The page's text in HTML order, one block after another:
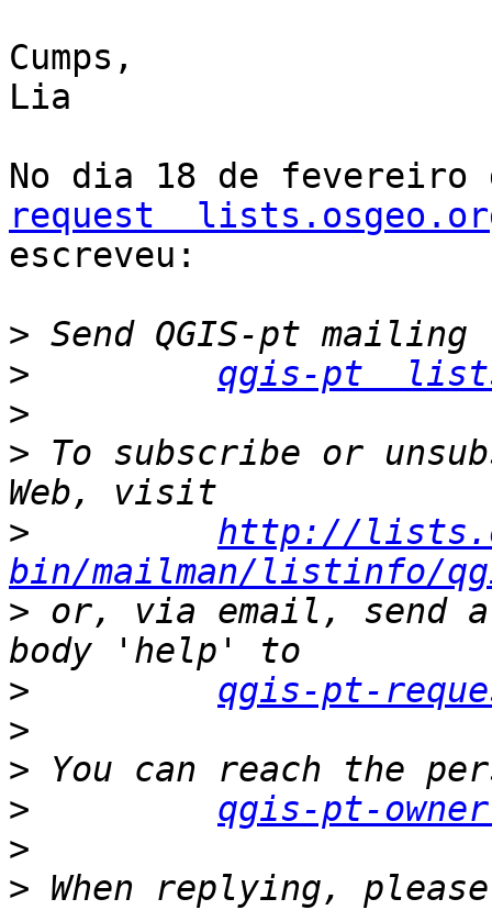
Cumps,
Lia
No dia 18 de fevereiro
request
escreveu:
>
>
qgis-pt
>
> To subscribe or
>
http://
bin/mailman/listinfo/
> or, via email, send a
>
qgis-pt-
>
>
>
qgis-pt-
>
> When replying,